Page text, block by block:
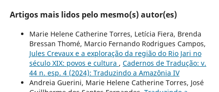
Artigos mais lidos pelo mesmo(s) autor(es)
Marie Helene Catherine Torres, Letícia Fiera, Brenda
Bressan Thomé, Marcio Fernando Rodrigues Campos,
Jules Crevaux e a exploração da região do Rio Jari no
século XIX: povos e cultura , Cadernos de Tradução: v.
44 n. esp. 4 (2024): Traduzindo a Amazônia IV
Andreia Guerini, Marie Helene Catherine Torres, José